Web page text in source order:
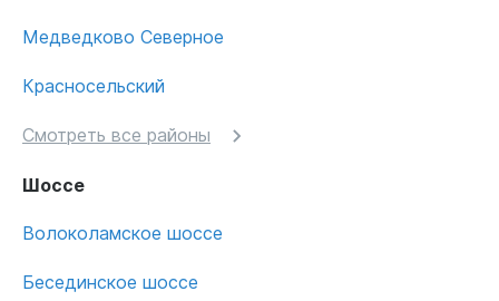
Медведково Северное
Красносельский
Смотреть все районы
Шоссе
Волоколамское шоссе
Бесединское шоссе